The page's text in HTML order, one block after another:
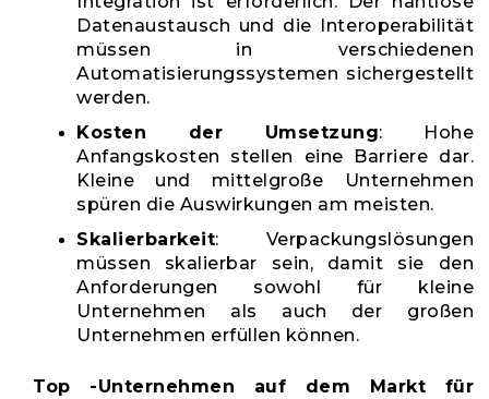
Datenaustausch und die Interoperabilität
müssen in verschiedenen
Automatisierungssystemen sichergestellt
werden.
Kosten der Umsetzung: Hohe
Anfangskosten stellen eine Barriere dar.
Kleine und mittelgroße Unternehmen
spüren die Auswirkungen am meisten.
Skalierbarkeit: Verpackungslösungen
müssen skalierbar sein, damit sie den
Anforderungen sowohl für kleine
Unternehmen als auch der großen
Unternehmen erfüllen können.
Top -Unternehmen auf dem Markt für